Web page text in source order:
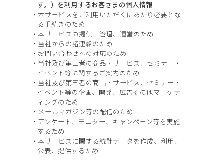
す。）を利用するお客さまの個人情報
本サービスをご利用いただくにあたり必要とな
る手続きのため
本サービスの提供、管理、運営のため
当社からの諸連絡のため
お問い合わせへの対応のため
当社及び第三者の商品・サービス、セミナー・
イベント等に関するご案内のため
当社及び第三者の商品・サービス、セミナー・
イベント等の企画、開発、広告その他マーケテ
ィングのため
メールマガジン等の配信のため
アンケート、モニター、キャンペーン等を実施
するため
本サービスに関する統計データを作成、利用、
公表、提供するため